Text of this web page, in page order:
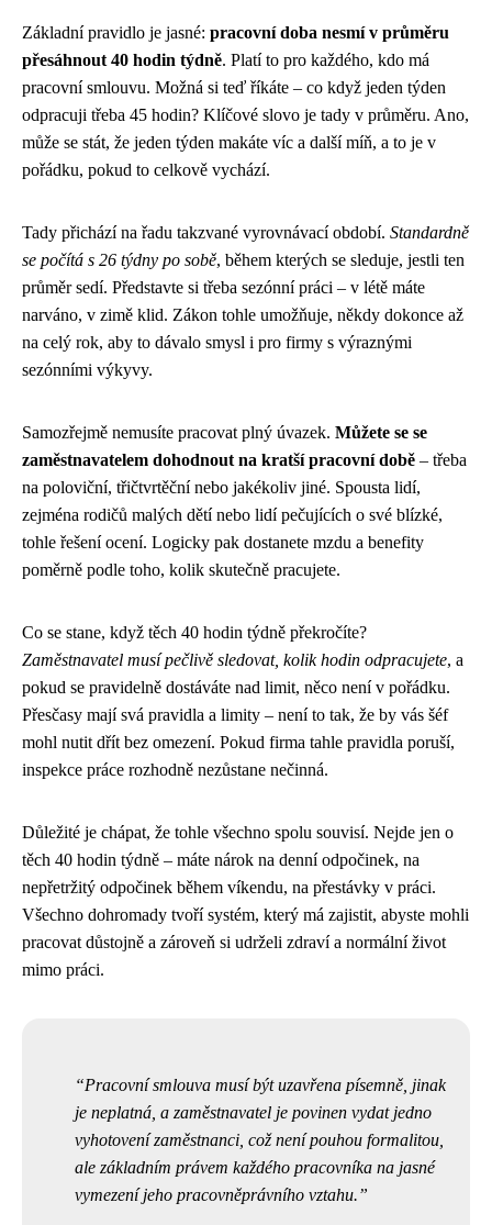
Základní pravidlo je jasné: pracovní doba nesmí v průměru
přesáhnout 40 hodin týdně. Platí to pro každého, kdo má
pracovní smlouvu. Možná si teď říkáte – co když jeden týden
odpracuji třeba 45 hodin? Klíčové slovo je tady v průměru. Ano,
může se stát, že jeden týden makáte víc a další míň, a to je v
pořádku, pokud to celkově vychází.
Tady přichází na řadu takzvané vyrovnávací období. Standardně
se počítá s 26 týdny po sobě, během kterých se sleduje, jestli ten
průměr sedí. Představte si třeba sezónní práci – v létě máte
narváno, v zimě klid. Zákon tohle umožňuje, někdy dokonce až
na celý rok, aby to dávalo smysl i pro firmy s výraznými
sezónními výkyvy.
Samozřejmě nemusíte pracovat plný úvazek. Můžete se se
zaměstnavatelem dohodnout na kratší pracovní době – třeba
na poloviční, třičtvrtěční nebo jakékoliv jiné. Spousta lidí,
zejména rodičů malých dětí nebo lidí pečujících o své blízké,
tohle řešení ocení. Logicky pak dostanete mzdu a benefity
poměrně podle toho, kolik skutečně pracujete.
Co se stane, když těch 40 hodin týdně překročíte?
Zaměstnavatel musí pečlivě sledovat, kolik hodin odpracujete, a
pokud se pravidelně dostáváte nad limit, něco není v pořádku.
Přesčasy mají svá pravidla a limity – není to tak, že by vás šéf
mohl nutit dřít bez omezení. Pokud firma tahle pravidla poruší,
inspekce práce rozhodně nezůstane nečinná.
Důležité je chápat, že tohle všechno spolu souvisí. Nejde jen o
těch 40 hodin týdně – máte nárok na denní odpočinek, na
nepřetržitý odpočinek během víkendu, na přestávky v práci.
Všechno dohromady tvoří systém, který má zajistit, abyste mohli
pracovat důstojně a zároveň si udrželi zdraví a normální život
mimo práci.
Pracovní smlouva musí být uzavřena písemně, jinak
je neplatná, a zaměstnavatel je povinen vydat jedno
vyhotovení zaměstnanci, což není pouhou formalitou,
ale základním právem každého pracovníka na jasné
vymezení jeho pracovněprávního vztahu.